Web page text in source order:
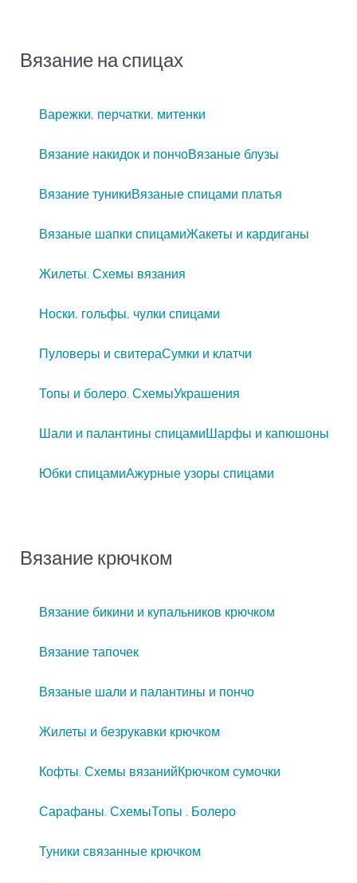
Вязание на спицах
Варежки, перчатки, митенки
Вязание накидок и пончоВязаные блузы
Вязание туникиВязаные спицами платья
Вязаные шапки спицамиЖакеты и кардиганы
Жилеты. Схемы вязания
Носки, гольфы, чулки спицами
Пуловеры и свитераСумки и клатчи
Топы и болеро. СхемыУкрашения
Шали и палантины спицамиШарфы и капюшоны
Юбки спицамиАжурные узоры спицами
Вязание крючком
Вязание бикини и купальников крючком
Вязание тапочек
Вязаные шали и палантины и пончо
Жилеты и безрукавки крючком
Кофты. Схемы вязанийКрючком сумочки
Сарафаны. СхемыТопы . Болеро
Туники связанные крючком